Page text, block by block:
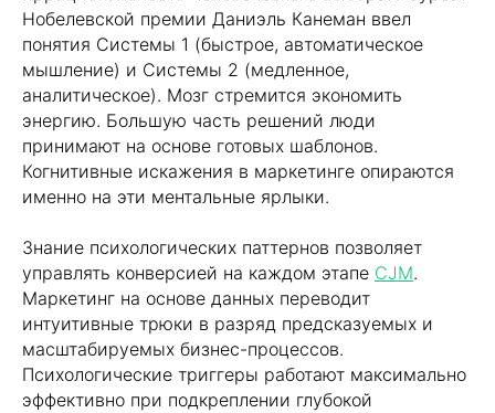
Нобелевской премии Даниэль Канеман ввел
понятия Системы 1 (быстрое, автоматическое
мышление) и Системы 2 (медленное,
аналитическое). Мозг стремится экономить
энергию. Большую часть решений люди
принимают на основе готовых шаблонов.
Когнитивные искажения в маркетинге опираются
именно на эти ментальные ярлыки.
Знание психологических паттернов позволяет
управлять конверсией на каждом этапе CJM.
Маркетинг на основе данных переводит
интуитивные трюки в разряд предсказуемых и
масштабируемых бизнес-процессов.
Психологические триггеры работают максимально
эффективно при подкреплении глубокой